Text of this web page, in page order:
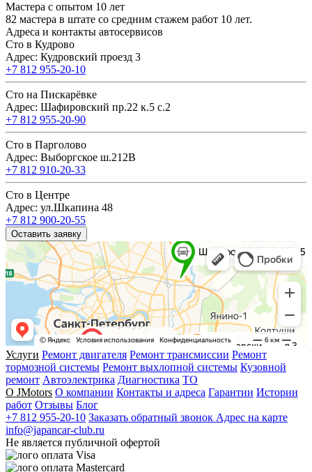
Мастера с опытом 10 лет
82 мастера в штате со средним стажем работ 10 лет.
Адреса и контакты автосервисов
Сто в Кудрово
Адрес: Кудровский проезд 3
+7 812 955-20-10
Сто на Пискарёвке
Адрес: Шафировский пр.22 к.5 с.2
+7 812 955-20-90
Сто в Парголово
Адрес: Выборгское ш.212В
+7 812 910-20-33
Сто в Центре
Адрес: ул.Шкапина 48
+7 812 900-20-55
Оставить заявку
Услуги Ремонт двигателя Ремонт трансмиссии Ремонт
тормозной системы Ремонт выхлопной системы Кузовной
ремонт Автоэлектрика Диагностика ТО
О JMotors О компании Контакты и адреса Гарантии Истории
работ Отзывы Блог
+7 812 955-20-10 Заказать обратный звонок Адрес на карте
info@japancar-club.ru
Не является публичной офертой